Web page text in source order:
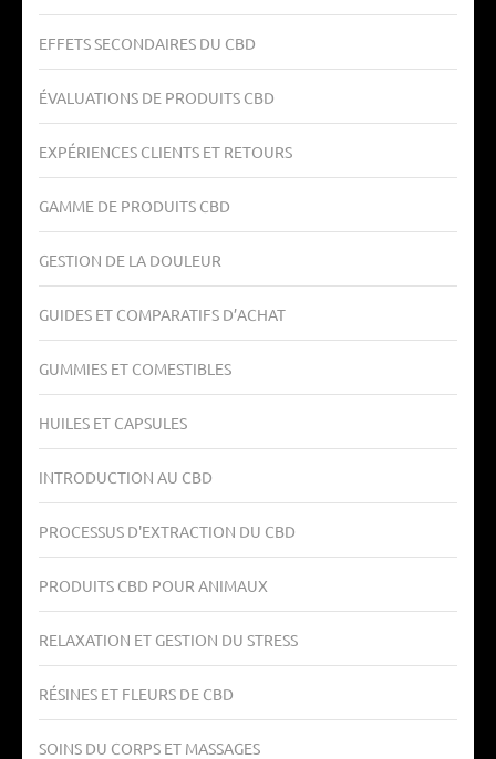
EFFETS SECONDAIRES DU CBD
ÉVALUATIONS DE PRODUITS CBD
EXPÉRIENCES CLIENTS ET RETOURS
GAMME DE PRODUITS CBD
GESTION DE LA DOULEUR
GUIDES ET COMPARATIFS D’ACHAT
GUMMIES ET COMESTIBLES
HUILES ET CAPSULES
INTRODUCTION AU CBD
PROCESSUS D'EXTRACTION DU CBD
PRODUITS CBD POUR ANIMAUX
RELAXATION ET GESTION DU STRESS
RÉSINES ET FLEURS DE CBD
SOINS DU CORPS ET MASSAGES